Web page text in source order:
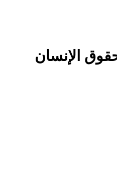
الإنسان